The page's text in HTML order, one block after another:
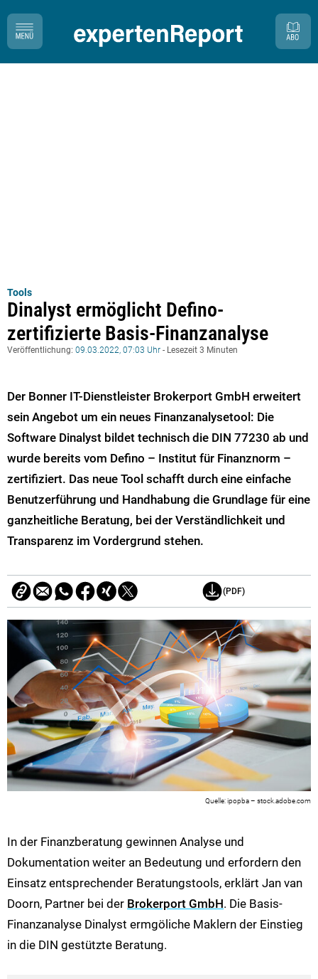
Tools
Dinalyst ermöglicht Defino-
zertifizierte Basis-Finanzanalyse
Veröffentlichung: 09.03.2022, 07:03 Uhr - Lesezeit 3 Minuten
Der Bonner IT-Dienstleister Brokerport GmbH erweitert
sein Angebot um ein neues Finanzanalysetool: Die
Software Dinalyst bildet technisch die DIN 77230 ab und
wurde bereits vom Defino – Institut für Finanznorm –
zertifiziert. Das neue Tool schafft durch eine einfache
Benutzerführung und Handhabung die Grundlage für eine
ganzheitliche Beratung, bei der Verständlichkeit und
Transparenz im Vordergrund stehen.
(PDF)
ipopba – stock.adobe.com
In der Finanzberatung gewinnen Analyse und
Dokumentation weiter an Bedeutung und erfordern den
Einsatz entsprechender Beratungstools, erklärt Jan van
Doorn, Partner bei der Brokerport GmbH. Die Basis-
Finanzanalyse Dinalyst ermgöliche Maklern der Einstieg
in die DIN gestützte Beratung.